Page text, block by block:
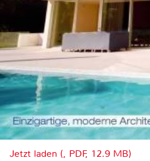
Jetzt laden (, PDF, 12.9 MB)